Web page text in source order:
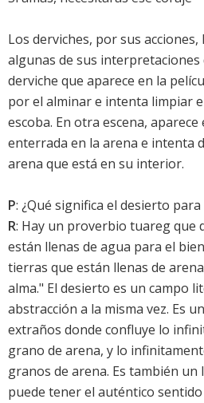
Los derviches, por sus
algunas de sus interpretaciones
derviche que aparece en la
por el alminar e intenta limpiar
escoba. En otra escena,
enterrada en la arena e intenta
arena que está en su interior.
P: ¿Qué significa el desierto para
R: Hay un proverbio tuareg que
están llenas de agua para el
tierras que están llenas de
alma." El desierto es un campo
abstracción a la misma vez. Es
extraños donde confluye lo
grano de arena, y lo
granos de arena. Es también
puede tener el auténtico